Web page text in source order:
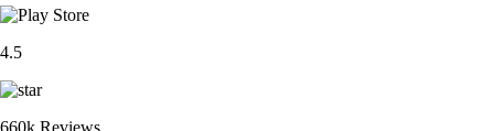
4.5
660k Reviews